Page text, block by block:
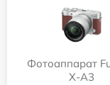
Фотоаппарат
X-A3